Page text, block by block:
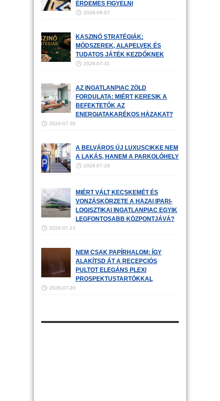
ÉRDEMES FIGYELNI
2026-08-07
KASZINÓ STRATÉGIÁK:
MÓDSZEREK, ALAPELVEK ÉS
TUDATOS JÁTÉK KEZDŐKNEK
2026-07-31
AZ INGATLANPIAC ZÖLD
FORDULATA: MIÉRT KERESIK A
BEFEKTETŐK AZ
ENERGIATAKARÉKOS HÁZAKAT?
2026-07-30
A BELVÁROS ÚJ LUXUSCIKKE NEM
A LAKÁS, HANEM A PARKOLÓHELY
2026-07-29
MIÉRT VÁLT KECSKEMÉT ÉS
VONZÁSKÖRZETE A HAZAI IPARI-
LOGISZTIKAI INGATLANPIAC EGYIK
LEGFONTOSABB KÖZPONTJÁVÁ?
2026-07-21
NEM CSAK PAPÍRHALOM: ÍGY
ALAKÍTSD ÁT A RECEPCIÓS
PULTOT ELEGÁNS PLEXI
PROSPEKTUSTARTÓKKAL
2026-07-20